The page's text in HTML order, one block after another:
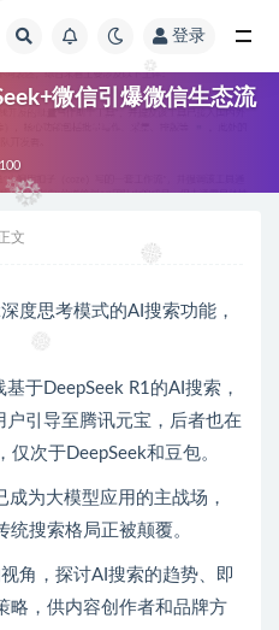
登录
微信引爆微信生态流
文
度思考模式的AI搜索功能，
于DeepSeek R1的AI搜索，
引导至腾讯元宝，后者也在
次于DeepSeek和豆包。
为大模型应用的主战场，
搜索格局正被颠覆。
角，探讨AI搜索的趋势、即
略，供内容创作者和品牌方